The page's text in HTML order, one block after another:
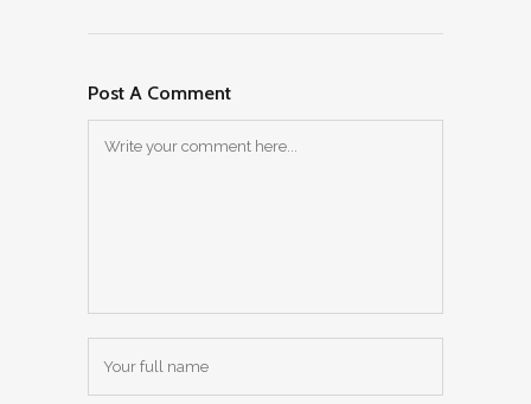
Post A Comment